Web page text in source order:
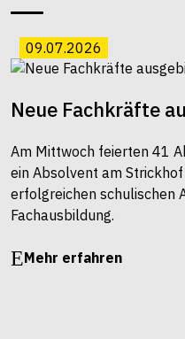
09.07.2026
Neue Fachkräfte
Am Mittwoch feierten 41
ein Absolvent am
erfolgreichen schulischen
Fachausbildung.
Mehr erfahren